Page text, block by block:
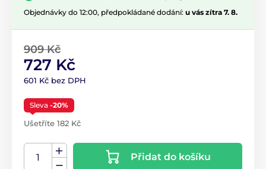
Objednávky do 12:00, předpokládané dodání: u vás zítra 7. 8.
909 Kč
727 Kč
601 Kč bez DPH
Sleva -20%
Ušetříte 182 Kč
Přidat do košíku